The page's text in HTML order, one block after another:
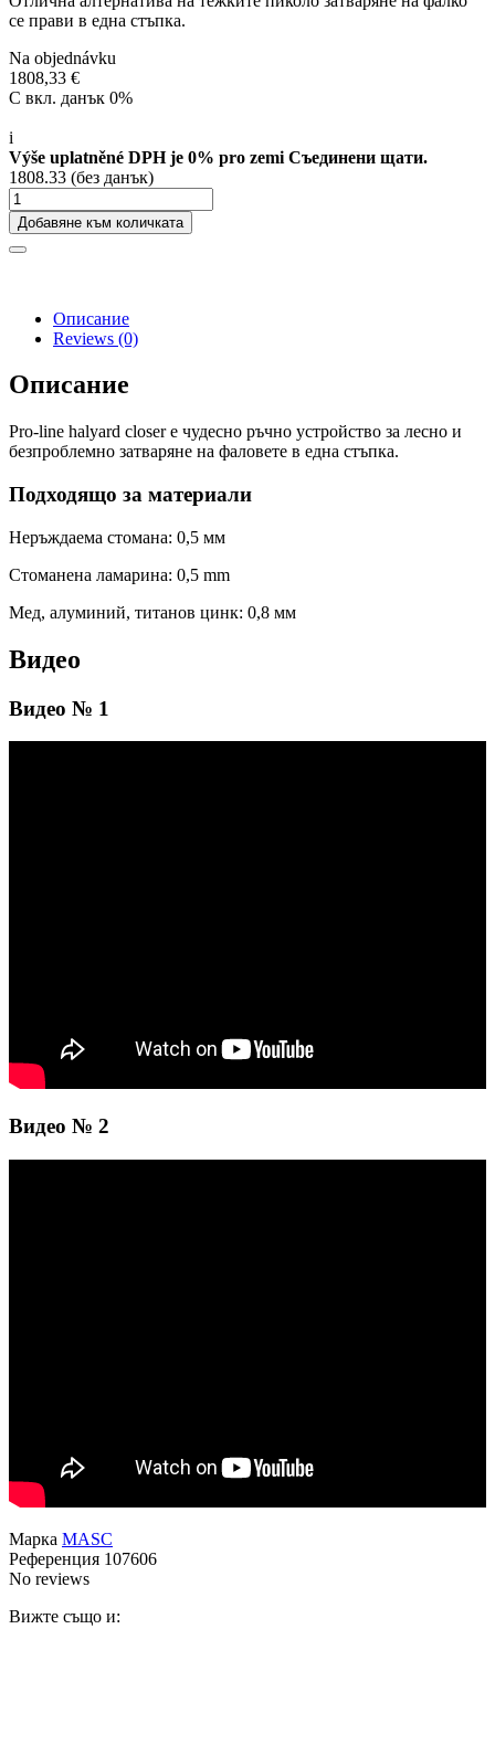
се прави в една стъпка.
Na objednávku
1808,33 €
С вкл. данък 0%
i
Výše uplatněné DPH je 0% pro zemi Съединени щати.
1808.33 (без данък)
Добавяне към количката
Описание
Reviews (0)
Описание
Pro-line halyard closer е чудесно ръчно устройство за лесно и
безпроблемно затваряне на фаловете в една стъпка.
Подходящо за материали
Неръждаема стомана: 0,5 мм
Стоманена ламарина: 0,5 mm
Мед, алуминий, титанов цинк: 0,8 мм
Видео
Видео № 1
Видео № 2
Марка MASC
Референция 107606
No reviews
Вижте също и: